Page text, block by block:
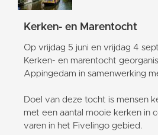
Kerken- en Marentocht
Op vrijdag 5 juni en vrijdag 4
Kerken- en marentocht
Appingedam in samenwerking
Doel van deze tocht is mensen
met een aantal mooie kerken in
varen in het Fivelingo gebied.